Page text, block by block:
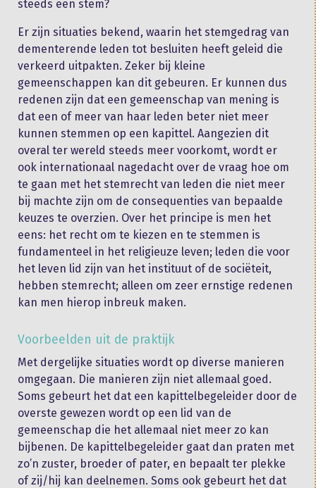
steeds een stem?
Er zijn situaties bekend, waarin het stemgedrag van
dementerende leden tot besluiten heeft geleid die
verkeerd uitpakten. Zeker bij kleine
gemeenschappen kan dit gebeuren. Er kunnen dus
redenen zijn dat een gemeenschap van mening is
dat een of meer van haar leden beter niet meer
kunnen stemmen op een kapittel. Aangezien dit
overal ter wereld steeds meer voorkomt, wordt er
ook internationaal nagedacht over de vraag hoe om
te gaan met het stemrecht van leden die niet meer
bij machte zijn om de consequenties van bepaalde
keuzes te overzien. Over het principe is men het
eens: het recht om te kiezen en te stemmen is
fundamenteel in het religieuze leven; leden die voor
het leven lid zijn van het instituut of de sociëteit,
hebben stemrecht; alleen om zeer ernstige redenen
kan men hierop inbreuk maken.
Voorbeelden uit de praktijk
Met dergelijke situaties wordt op diverse manieren
omgegaan. Die manieren zijn niet allemaal goed.
Soms gebeurt het dat een kapittelbegeleider door de
overste gewezen wordt op een lid van de
gemeenschap die het allemaal niet meer zo kan
bijbenen. De kapittelbegeleider gaat dan praten met
zo’n zuster, broeder of pater, en bepaalt ter plekke
of zij/hij kan deelnemen. Soms ook gebeurt het dat